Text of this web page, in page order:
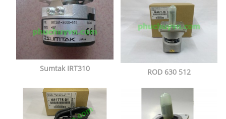
Sumtak IRT310 ROD 630 512